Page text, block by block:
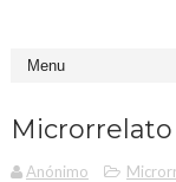
Microrrelato
Anónimo